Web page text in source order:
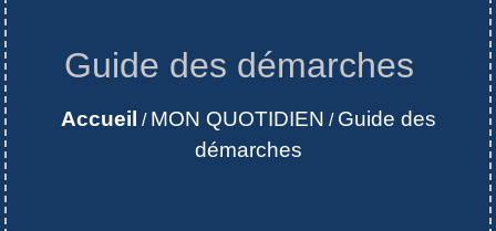
Guide des démarches
Accueil / MON QUOTIDIEN / Guide des
démarches